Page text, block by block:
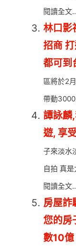
閱讀全文
林口影
招商
都可到
區將於2
帶動
譚詠麟
遊, 享
子來淡水
自拍 真
閱讀全文
房屋詐
您的房
數10億